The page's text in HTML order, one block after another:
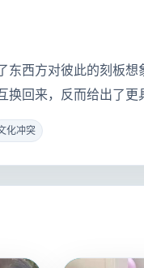
东西方对彼此的刻板
回来，反而给出了更
化冲突